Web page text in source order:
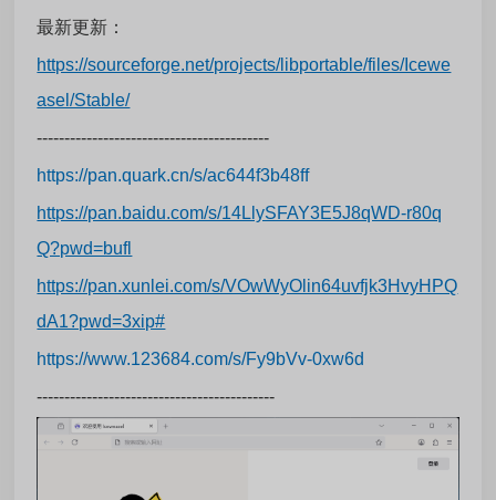
最新更新：
https://sourceforge.net/projects/libportable/files/Icewe
asel/Stable/
------------------------------------------
https://pan.quark.cn/s/ac644f3b48ff
https://pan.baidu.com/s/14LlySFAY3E5J8qWD-r80q
Q?pwd=bufl
https://pan.xunlei.com/s/VOwWyOlin64uvfjk3HvyHPQ
dA1?pwd=3xip#
https://www.123684.com/s/Fy9bVv-0xw6d
-------------------------------------------